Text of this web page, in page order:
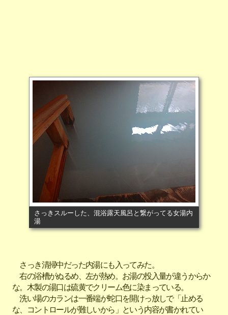
さっきスルーした、混浴露天風呂と繋がってる女湯内
湯
さっき清掃中だった内湯にも入ってみた。
右の浴槽がぬるめ、左が熱め。お湯の投入量が違うからか
な。木製の湯口は硫黄でクリーム色に染まっている。
洗い場のカランは一番端が蛇口を開けっ放しで「止める
な、コントロールが難しいから」という内容が書かれてい